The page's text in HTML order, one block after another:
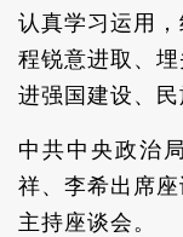
认真学习运用
程锐意进取、
进强国建设、民
中共中央政治
祥、李希出席
主持座谈会。